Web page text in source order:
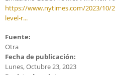
https://www.nytimes.com/2023/10/
level-r...
Fuente:
Otra
Fecha de publicación:
Lunes, Octubre 23, 2023